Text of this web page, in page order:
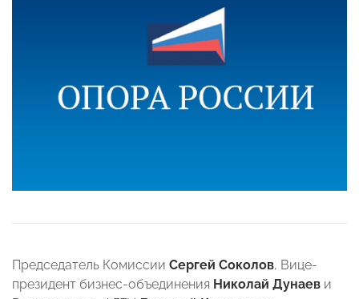
Председатель Комиссии Сергей Соколов, Вице-
президент бизнес-объединения Николай Дунаев и